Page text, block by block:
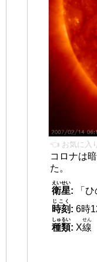
👈 お気に入
コロナは
た。
衛星
えいせい
:
「
時刻
じこく
: 6時
種類
しゅるい
: X線
せん